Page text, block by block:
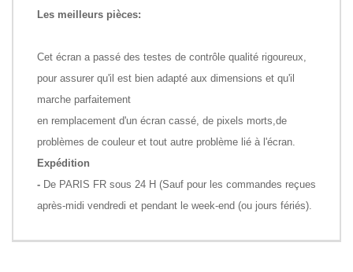
Les meilleurs pièces:
Cet écran a passé des testes de contrôle qualité rigoureux,
pour assurer qu'il est bien adapté aux dimensions et qu'il
marche parfaitement
en remplacement d'un écran cassé, de pixels morts,de
problèmes de couleur et tout autre problème lié à l'écran.
Expédition
- De PARIS FR sous 24 H (Sauf pour les commandes reçues
après-midi vendredi et pendant le week-end (ou jours fériés).